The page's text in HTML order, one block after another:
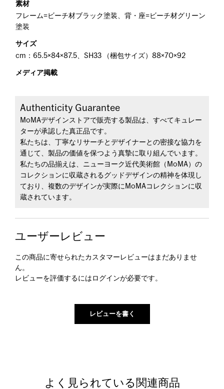
素材
フレーム=ビーチ材ブラック塗装、背・座=ビーチ材グリーン
塗装
サイズ
cm：65.5×84×87.5、SH33 （梱包サイズ）88×70×92
メディア掲載
Authenticity Guarantee
MoMAデザインストアで販売する製品は、すべてキュレー
ターが承認した真正品です。
私たちは、丁寧なリサーチとデザイナーとの密接な協力を
通じて、製品の価値を保つよう真摯に取り組んでいます。
私たちの品揃えは、ニューヨーク近代美術館（MoMA）の
コレクションに収蔵されるグッドデザインの精神を体現し
ており、複数のデザインが実際にMoMAコレクションに収
蔵されています。
ユーザーレビュー
この商品に寄せられたカスタマーレビューはまだありませ
ん。
レビューを評価するには ログインが必要です。
よく見られている関連商品